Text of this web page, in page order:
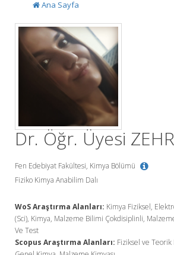
Ana Sayfa
Dr. Öğr. Üyesi
Fen Edebiyat Fakültesi, Kimya Bölümü
Fiziko Kimya Anabilim Dalı
WoS Araştırma Alanları: Kimya Fiziksel,
(Sci), Kimya, Malzeme Bilimi Çokdisiplinli,
Ve Test
Scopus Araştırma Alanları: Fiziksel ve